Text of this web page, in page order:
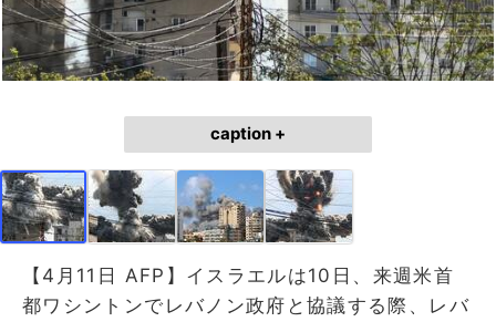
caption +
【4月11日 AFP】イスラエルは10日、来週米首
都ワシントンでレバノン政府と協議する際、レバ